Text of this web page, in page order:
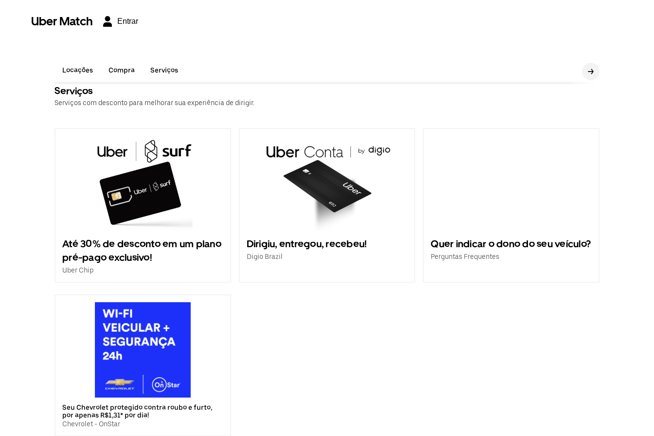
Uber Match Entrar
Locações Compra Serviços
Serviços
Serviços com desconto para melhorar sua experiência de dirigir.
Até 30% de desconto em um plano
pré-pago exclusivo!
Uber Chip
Dirigiu, entregou, recebeu!
Digio Brazil
Quer indicar o dono do seu veículo?
Perguntas Frequentes
Seu Chevrolet protegido contra roubo e furto,
por apenas R$1,31* por dia!
Chevrolet - OnStar